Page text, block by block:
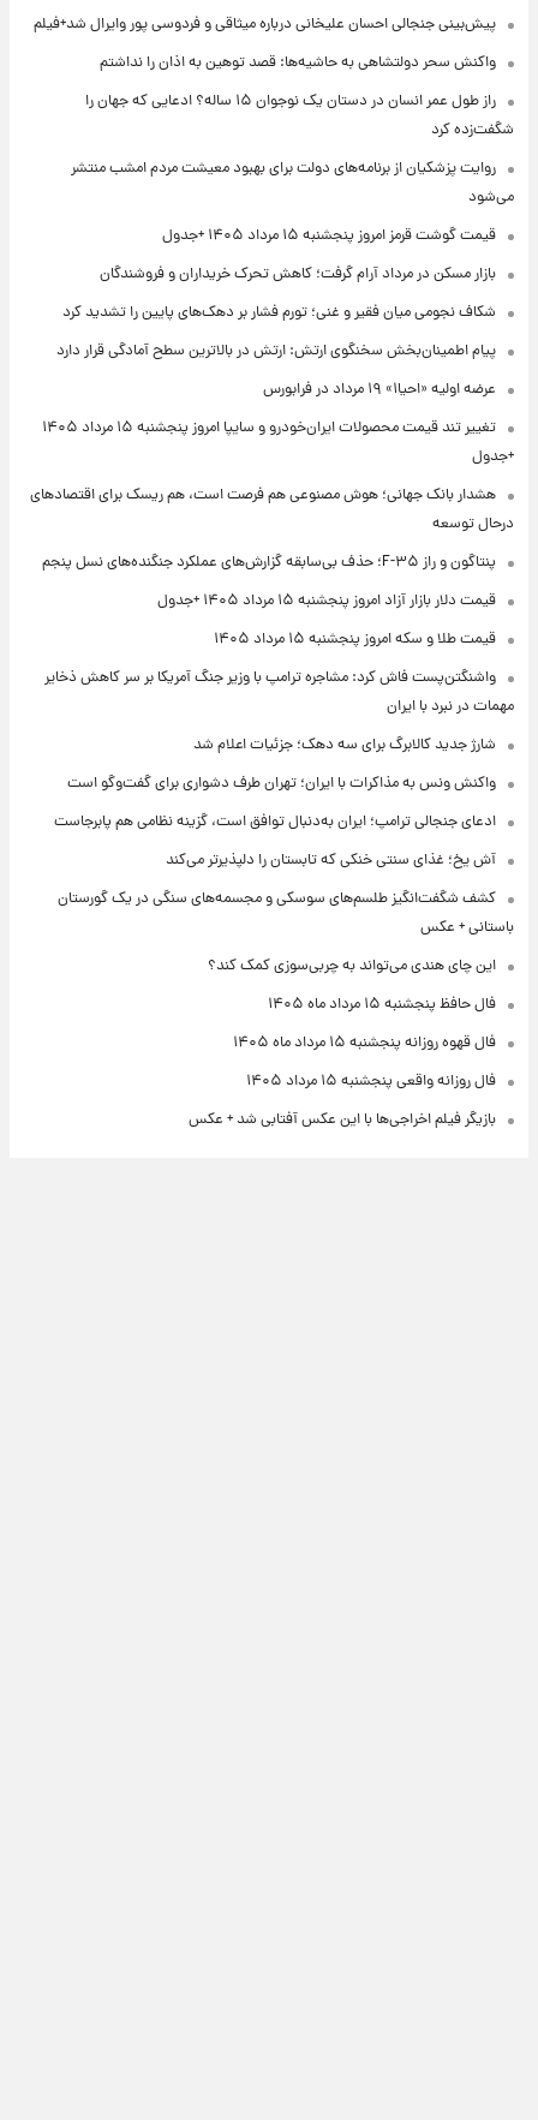
پیش‌بینی جنجالی احسان علیخانی درباره میثاقی و فردوسی پور وایرال شد+فیلم
واکنش سحر دولتشاهی به حاشیه‌ها: قصد توهین به اذان را نداشتم
راز طول عمر انسان در دستان یک نوجوان ۱۵ ساله؟ ادعایی که جهان را
شگفت‌زده کرد
روایت پزشکیان از برنامه‌های دولت برای بهبود معیشت مردم امشب منتشر
می‌شود
قیمت گوشت قرمز امروز پنجشنبه ۱۵ مرداد ۱۴۰۵ +جدول
بازار مسکن در مرداد آرام گرفت؛ کاهش تحرک خریداران و فروشندگان
شکاف نجومی میان فقیر و غنی؛ تورم فشار بر دهک‌های پایین را تشدید کرد
پیام اطمینان‌بخش سخنگوی ارتش: ارتش در بالاترین سطح آمادگی قرار دارد
عرضه اولیه «احیا۱» ۱۹ مرداد در فرابورس
تغییر تند قیمت محصولات ایران‌خودرو و سایپا امروز پنجشنبه ۱۵ مرداد ۱۴۰۵
+جدول
هشدار بانک جهانی؛ هوش مصنوعی هم فرصت است، هم ریسک برای اقتصادهای
درحال توسعه
پنتاگون و راز F-۳۵؛ حذف بی‌سابقه گزارش‌های عملکرد جنگنده‌های نسل پنجم
قیمت دلار بازار آزاد امروز پنجشنبه ۱۵ مرداد ۱۴۰۵ +جدول
قیمت طلا و سکه امروز پنجشنبه ۱۵ مرداد ۱۴۰۵
واشنگتن‌پست فاش کرد: مشاجره ترامپ با وزیر جنگ آمریکا بر سر کاهش ذخایر
مهمات در نبرد با ایران
شارژ جدید کالابرگ برای سه دهک؛ جزئیات اعلام شد
واکنش ونس به مذاکرات با ایران؛ تهران طرف دشواری برای گفت‌وگو است
ادعای جنجالی ترامپ؛ ایران به‌دنبال توافق است، گزینه نظامی هم پابرجاست
آش یخ؛ غذای سنتی خنکی که تابستان را دلپذیرتر می‌کند
کشف شگفت‌انگیز طلسم‌های سوسکی و مجسمه‌های سنگی در یک گورستان
باستانی + عکس
این چای هندی می‌تواند به چربی‌سوزی کمک کند؟
فال حافظ پنجشنبه ۱۵ مرداد ماه ۱۴۰۵
فال قهوه روزانه پنجشنبه ۱۵ مرداد ماه ۱۴۰۵
فال روزانه واقعی پنجشنبه ۱۵ مرداد ۱۴۰۵
بازیگر فیلم اخراجی‌ها با این عکس آفتابی شد + عکس